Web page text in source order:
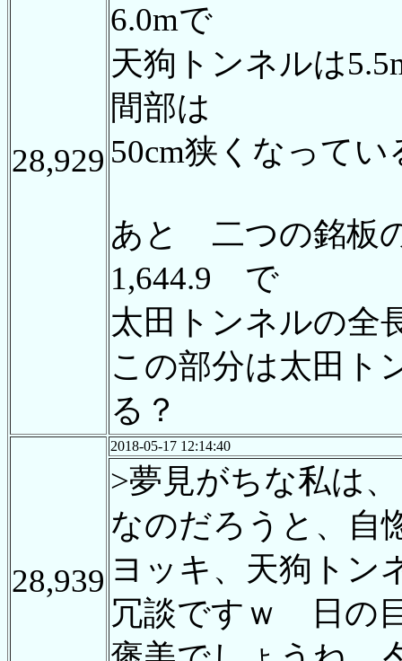
28,929
6.0mで
天狗トンネルは
間部は
50cm狭くなって
あと 二つの銘板
1,644.9 で
太田トンネルの全
この部分は太田ト
る？
28,939
2018-05-17 12:14:40
>夢見がちな私は
なのだろうと、自
ヨッキ、天狗トン
冗談ですｗ 日の